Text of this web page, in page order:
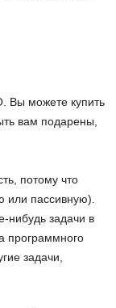
Вы можете купить
вам подарены,
потому что
или пассивную).
нибудь задачи в
программного
задачи,